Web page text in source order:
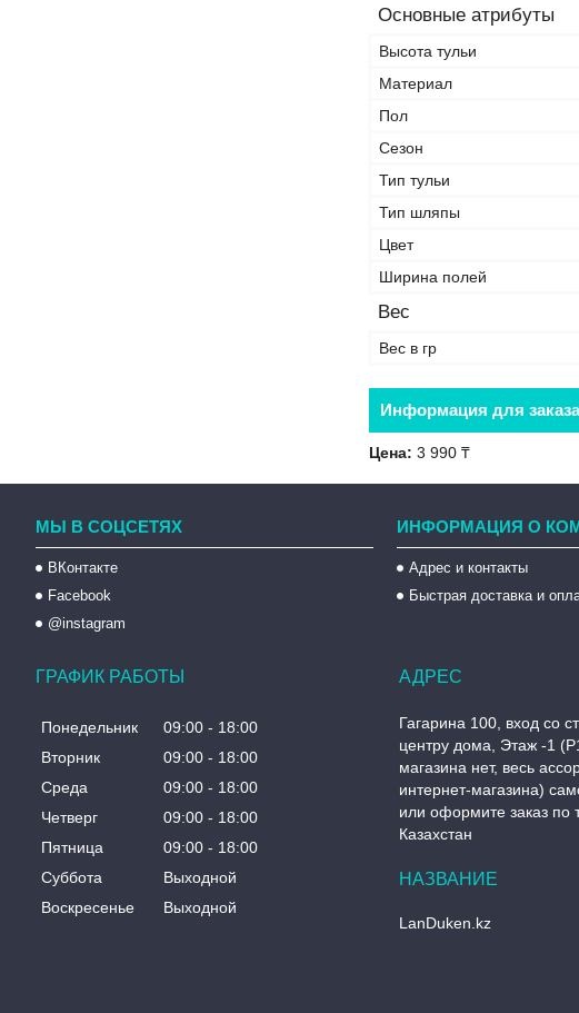
Основные атрибуты
Высота тульи
Материал
Пол
Сезон
Тип тульи
Тип шляпы
Цвет
Ширина полей
Вес
Вес в гр
Информация для заказа
Цена: 3 990 ₸
МЫ В СОЦСЕТЯХ
ВКонтакте
Facebook
@instagram
ИНФОРМАЦИЯ О
Адрес и контакты
Быстрая доставка и
ГРАФИК РАБОТЫ
Понедельник 09:00
18:00
Вторник
09:00
18:00
Среда
09:00
18:00
Четверг
09:00
18:00
Пятница
09:00
18:00
Суббота
Выходной
Воскресенье
Выходной
Гагарина 100, вход со
центру дома, Этаж -1
магазина нет, весь
интернет-магазина)
или оформите заказ по
Казахстан
LanDuken.kz